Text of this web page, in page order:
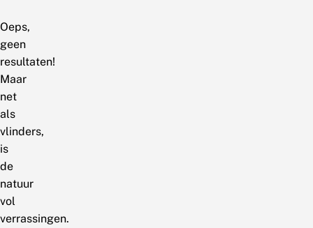
Oeps,
geen
resultaten!
Maar
net
als
vlinders,
is
de
natuur
vol
verrassingen.